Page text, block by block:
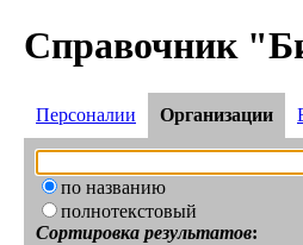
Справочник
Персоналии Организации
по названию
полнотекстовый
Сортировка результатов: